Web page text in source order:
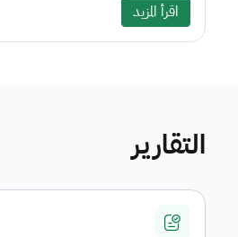
اقرأ المزيد
التقارير